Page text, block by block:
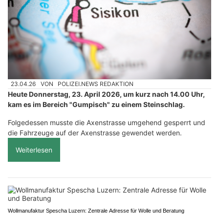
23.04.26 VON POLIZEI.NEWS REDAKTION
Heute Donnerstag, 23. April 2026, um kurz nach 14.00 Uhr,
kam es im Bereich "Gumpisch" zu einem Steinschlag.
Folgedessen musste die Axenstrasse umgehend gesperrt und
die Fahrzeuge auf der Axenstrasse gewendet werden.
Weiterlesen
Wollmanufaktur Spescha Luzern: Zentrale Adresse für Wolle und Beratung